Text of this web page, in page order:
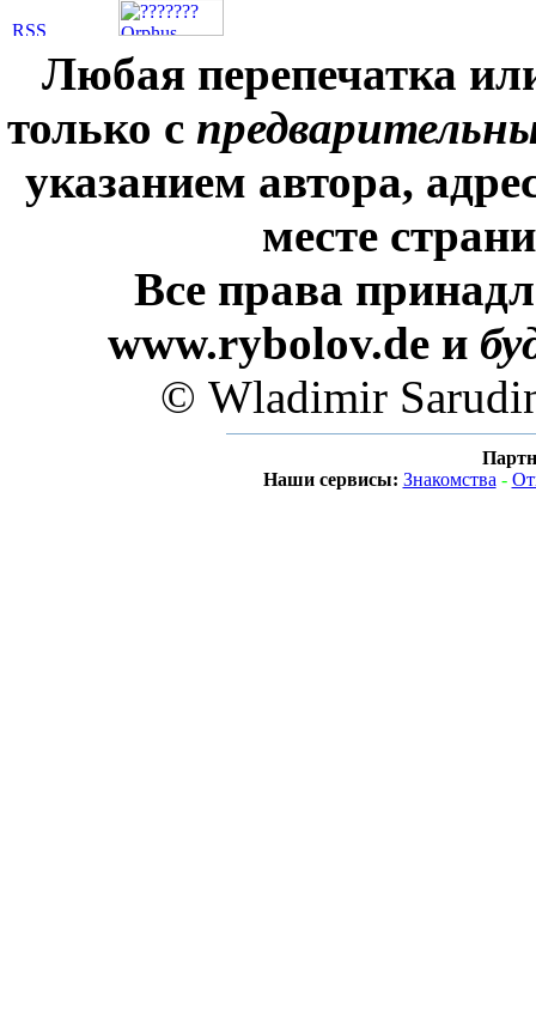
Любая перепечатка
только с
указанием автора,
месте
Все права
www.rybolov.de и
© Wladimir
Наши сервисы: Знакомства -